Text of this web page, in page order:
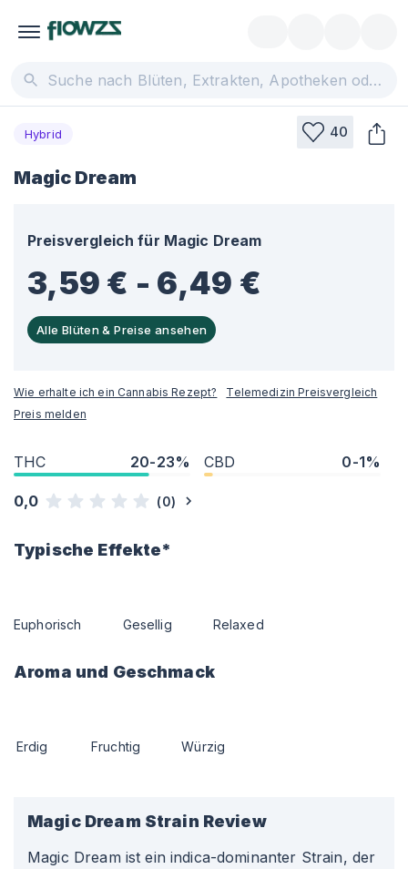
Hybrid 40
Magic Dream
Preisvergleich für Magic Dream
3,59 € - 6,49 €
Alle Blüten & Preise ansehen
Wie erhalte ich ein Cannabis Rezept?
Telemedizin Preisvergleich
Preis melden
THC 20-23% CBD 0-1%
0,0 (0)
Typische Effekte*
Euphorisch Gesellig Relaxed
Aroma und Geschmack
Erdig Fruchtig Würzig
Magic Dream Strain Review
Magic Dream ist ein indica-dominanter Strain, der